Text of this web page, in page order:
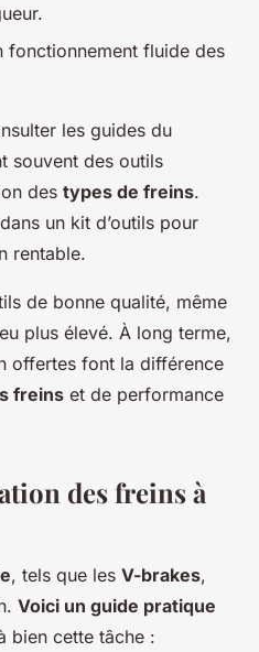
fonctionnement fluide des
les guides du
souvent des outils
des types de freins.
un kit d’outils pour
rentable.
de bonne qualité, même
plus élevé. À long terme,
offertes font la différence
freins et de performance
des freins à
, tels que les V-brakes,
Voici un guide pratique
bien cette tâche :